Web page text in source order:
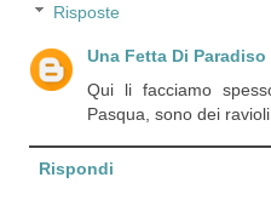
Risposte
Una Fetta Di Paradiso
Qui li facciamo
Pasqua, sono dei
Rispondi